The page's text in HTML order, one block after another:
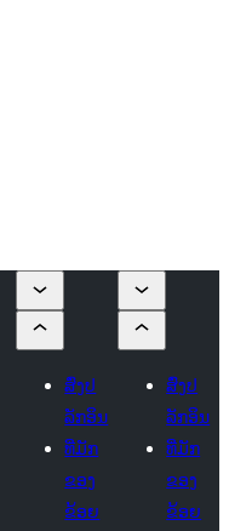
ສົ່ງປ
ລັກອິນ
ທີ່ມັກ
ຂອງ
ຂ້ອຍ
ສົ່ງປ
ລັກອິນ
ທີ່ມັກ
ຂອງ
ຂ້ອຍ